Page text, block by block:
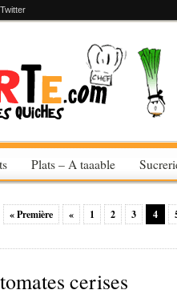
Twitter
Plats – A taaable
« Première « 1 2 3 4
cerises